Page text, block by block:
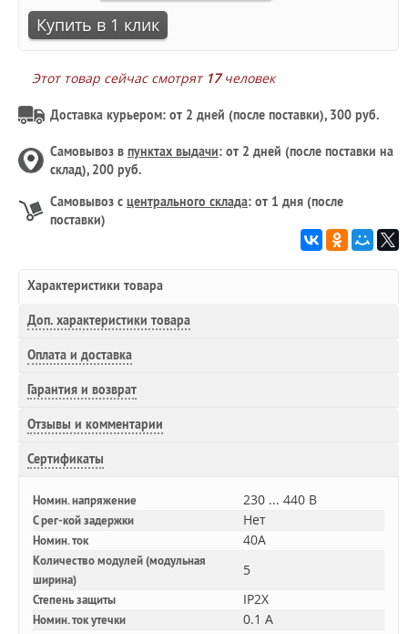
Купить в 1 клик
Этот товар сейчас смотрят 17человек
Доставка курьером: от 2 дней (после поставки), 300 руб.
Самовывоз в пунктах выдачи: от 2 дней (после поставки на
склад), 200 руб.
Самовывоз с центрального склада: от 1 дня (после
поставки)
Характеристики товара
Доп. характеристики товара
Оплата и доставка
Гарантия и возврат
Отзывы и комментарии
Сертификаты
Номин. напряжение 230 ... 440 В
С рег-кой задержки Нет
Номин. ток 40A
Количество модулей (модульная
ширина)
5
Степень защиты IP2X
Номин. ток утечки 0.1 А